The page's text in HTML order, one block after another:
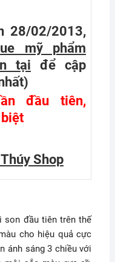
28/02/2013,
mỹ phẩm
tại
để cập
)
đầu tiên,
Shop
đầu tiên trên thế
cho hiệu quả cực
ánh sáng 3 chiều với